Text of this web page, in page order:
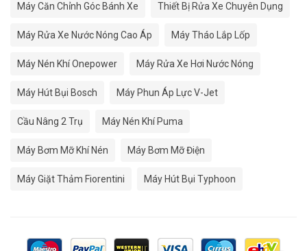
Máy Căn Chỉnh Góc Bánh Xe Thiết Bị Rửa Xe Chuyên Dụng
Máy Rửa Xe Nước Nóng Cao Áp Máy Tháo Lắp Lốp
Máy Nén Khí Onepower Máy Rửa Xe Hơi Nước Nóng
Máy Hút Bụi Bosch Máy Phun Áp Lực V-Jet
Cầu Nâng 2 Trụ Máy Nén Khí Puma
Máy Bơm Mỡ Khí Nén Máy Bơm Mỡ Điện
Máy Giặt Thảm Fiorentini Máy Hút Bụi Typhoon